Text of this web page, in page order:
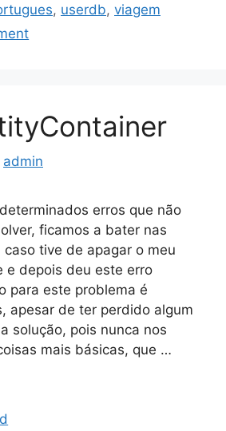
, userdb, viagem
admin
erros que não
ficamos a bater nas
tive de apagar o meu
e depois deu este erro
para este problema é
apesar de ter perdido algum
solução, pois nunca nos
mais básicas, que …